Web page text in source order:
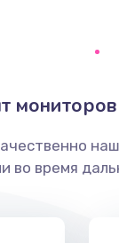
во время